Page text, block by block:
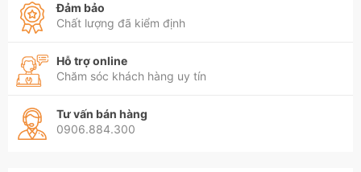
Đảm bảo
Chất lượng đã kiểm định
Hỗ trợ online
Chăm sóc khách hàng uy tín
Tư vấn bán hàng
0906.884.300